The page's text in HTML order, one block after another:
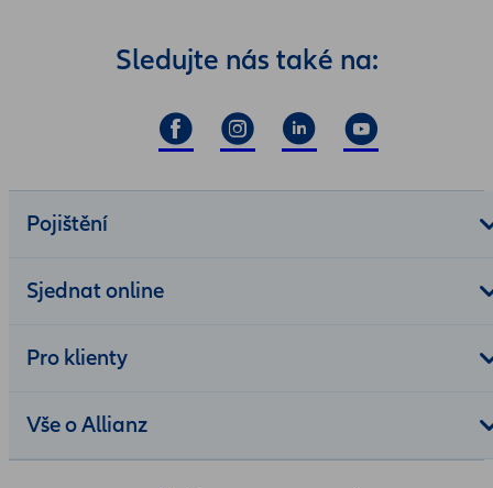
Sledujte nás také na:
Pojištění
Sjednat online
Pro klienty
Vše o Allianz